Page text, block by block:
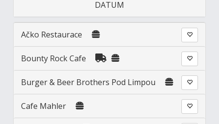
DATUM
Ačko Restaurace
Bounty Rock Cafe
Burger & Beer Brothers Pod Limpou
Cafe Mahler